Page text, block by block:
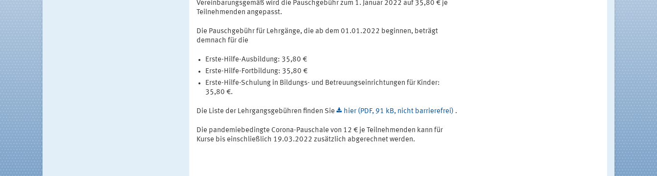
Vereinbarungsgemäß wird die Pauschgebühr zum 1. Januar 2022 auf 35,80 € je
Teilnehmenden angepasst.
Die Pauschgebühr für Lehrgänge, die ab dem 01.01.2022 beginnen, beträgt
demnach für die
Erste-Hilfe-Ausbildung: 35,80 €
Erste-Hilfe-Fortbildung: 35,80 €
Erste-Hilfe-Schulung in Bildungs- und Betreuungseinrichtungen für Kinder:
35,80 €.
Die Liste der Lehrgangsgebühren finden Sie hier (PDF, 91 kB, nicht barrierefrei) .
Die pandemiebedingte Corona-Pauschale von 12 € je Teilnehmenden kann für
Kurse bis einschließlich 19.03.2022 zusätzlich abgerechnet werden.